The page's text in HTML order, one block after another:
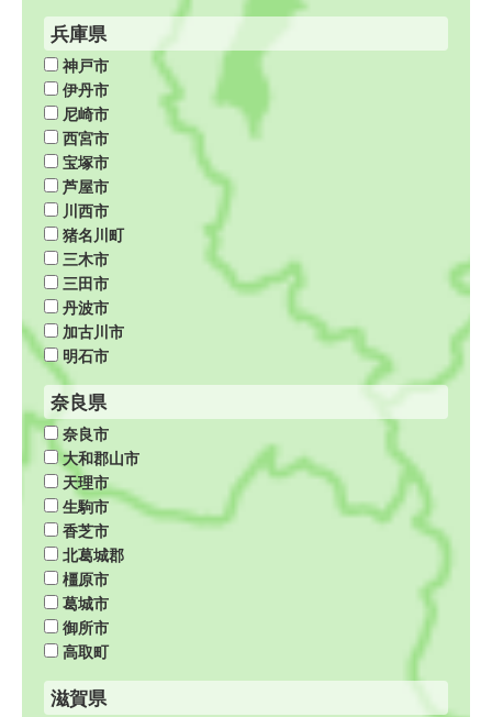
兵庫県
神戸市
伊丹市
尼崎市
西宮市
宝塚市
芦屋市
川西市
猪名川町
三木市
三田市
丹波市
加古川市
明石市
奈良県
奈良市
大和郡山市
天理市
生駒市
香芝市
北葛城郡
橿原市
葛城市
御所市
高取町
滋賀県